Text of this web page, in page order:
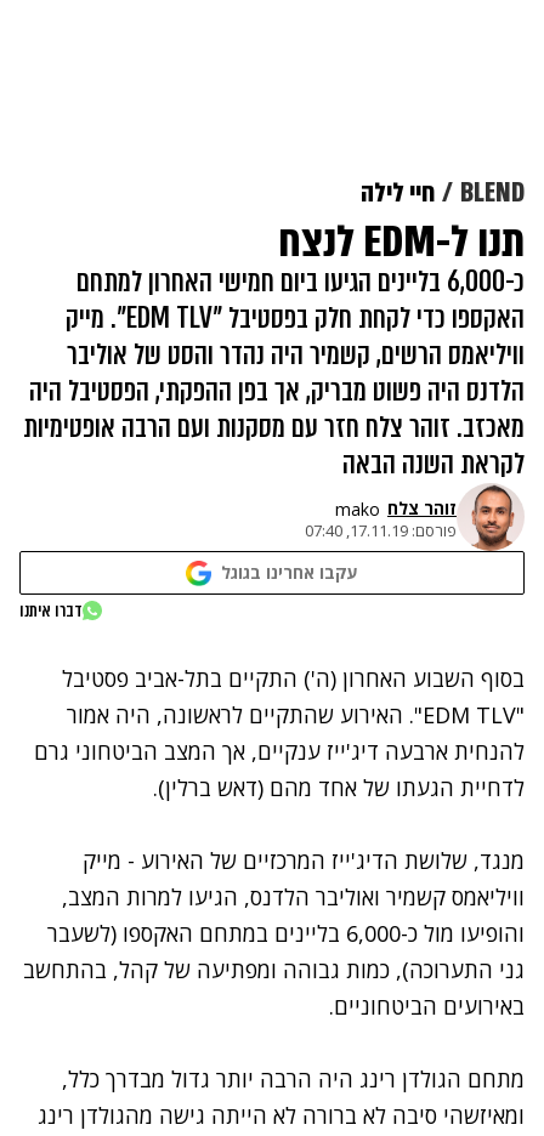
BLEND חיי לילה
תנו ל-EDM לנצח
כ-6,000 בליינים הגיעו ביום חמישי האחרון למתחם
האקספו כדי לקחת חלק בפסטיבל "EDM TLV". מייק
וויליאמס הרשים, קשמיר היה נהדר והסט של אוליבר
הלדנס היה פשוט מבריק, אך בפן ההפקתי, הפסטיבל היה
מאכזב. זוהר צלח חזר עם מסקנות ועם הרבה אופטימיות
לקראת השנה הבאה
זוהר צלח mako
פורסם: 17.11.19, 07:40
עקבו אחרינו בגוגל
דברו איתנו
בסוף השבוע האחרון (ה') התקיים בתל-אביב פסטיבל
"EDM TLV". האירוע שהתקיים לראשונה, היה אמור
להנחית ארבעה דיג'ייז ענקיים, אך המצב הביטחוני גרם
לדחיית הגעתו של אחד מהם (דאש ברלין).
מנגד, שלושת הדיג'ייז המרכזיים של האירוע - מייק
וויליאמס קשמיר ואוליבר הלדנס, הגיעו למרות המצב,
והופיעו מול כ-6,000 בליינים במתחם האקספו (לשעבר
גני התערוכה), כמות גבוהה ומפתיעה של קהל, בהתחשב
באירועים הביטחוניים.
מתחם הגולדן רינג היה הרבה יותר גדול מבדרך כלל,
ומאיזשהי סיבה לא ברורה לא הייתה גישה מהגולדן רינג